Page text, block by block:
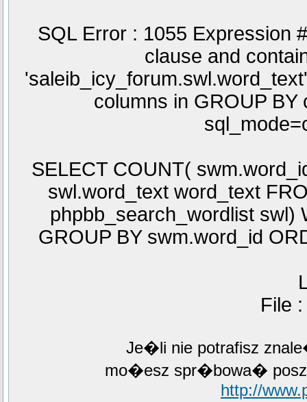
SQL Error : 1055 Expression
clause and
columns in GROUP BY
SELECT COUNT(
swl.word_text word_text
phpbb_search_wordlist swl)
GROUP BY swm.word_id
File
Je�li nie potrafisz
mo�esz spr�bowa�
http://